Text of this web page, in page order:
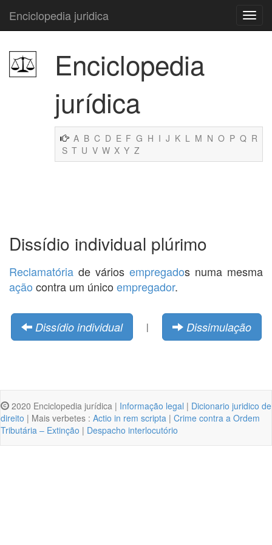
Enciclopedia juridica
Enciclopedia
jurídica
A B C D E F G H I J K L M N O P Q R
S T U V W X Y Z
Dissídio individual plúrimo
Reclamatória de vários empregados numa mesma
ação contra um único empregador.
Dissídio individual | Dissimulação
2020 Enciclopedia jurídica | Informação legal | Dicionario juridico de
direito | Mais verbetes : Actio in rem scripta | Crime contra a Ordem
Tributária – Extinção | Despacho interlocutório